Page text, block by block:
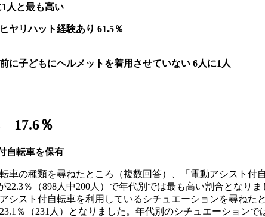
人と最も高い
ヤリハット経験あり 61.5％
子どもにヘルメットを着用させていない 6人に1人
17.6％
自転車を保有
車の種類を尋ねたところ（複数回答）、「電動アシスト付
％（898人中200人）で年代別では最も高い割合となりま
シスト付自転車を利用しているシチュエーションを尋ね
％（231人）となりました。年代別のシチュエーション